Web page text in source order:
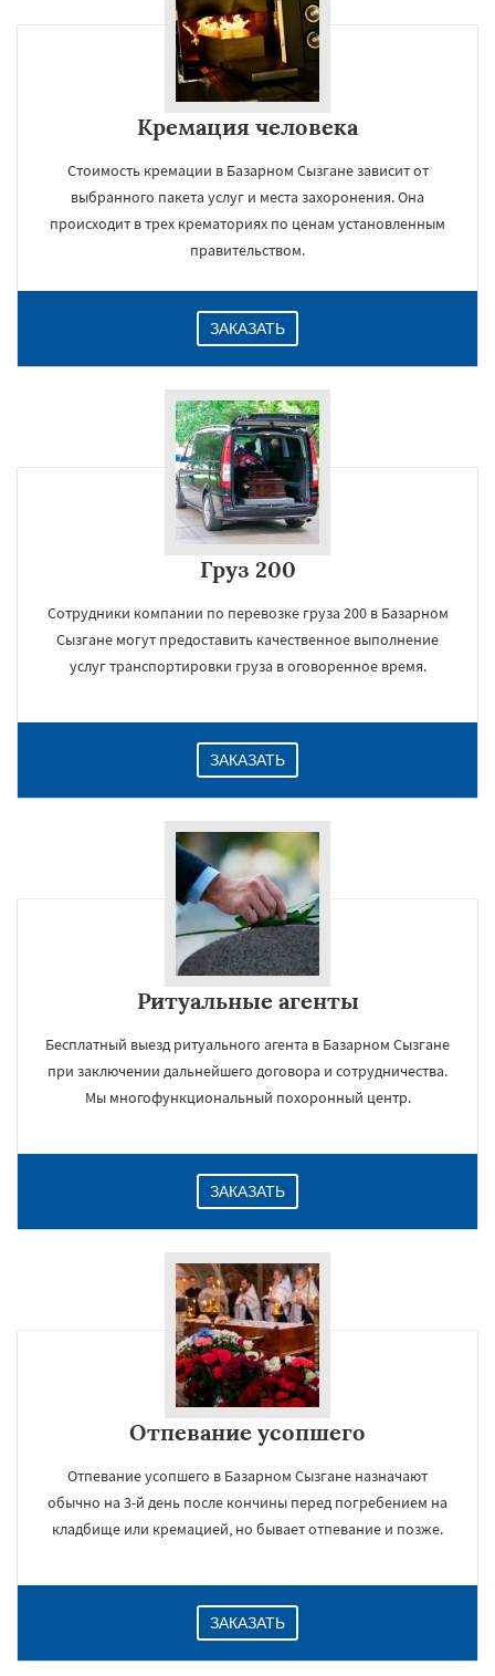
Кремация человека
Стоимость кремации в Базарном Сызгане зависит от
выбранного пакета услуг и места захоронения. Она
происходит в трех крематориях по ценам установленным
правительством.
ЗАКАЗАТЬ
Груз 200
Сотрудники компании по перевозке груза 200 в Базарном
Сызгане могут предоставить качественное выполнение
услуг транспортировки груза в оговоренное время.
ЗАКАЗАТЬ
Ритуальные агенты
Бесплатный выезд ритуального агента в Базарном Сызгане
при заключении дальнейшего договора и сотрудничества.
Мы многофункциональный похоронный центр.
ЗАКАЗАТЬ
Отпевание усопшего
Отпевание усопшего в Базарном Сызгане назначают
обычно на 3-й день после кончины перед погребением на
кладбище или кремацией, но бывает отпевание и позже.
ЗАКАЗАТЬ